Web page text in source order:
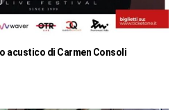
acustico di Carmen Consoli